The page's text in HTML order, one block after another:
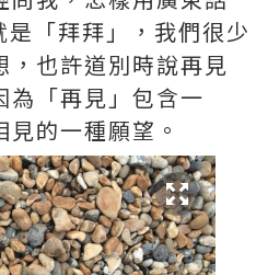
「拜拜」，我們很少
，也許道別時說再見
為「再見」包含一
的一種願望。